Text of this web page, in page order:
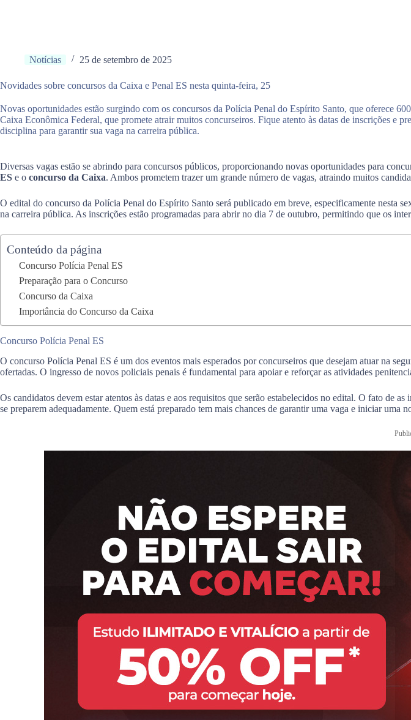
Notícias 25 de setembro de 2025
Novidades sobre concursos da Caixa e Penal ES nesta quinta-feira, 25
Novas oportunidades estão surgindo com os concursos da Polícia Penal do Espírito Santo, que oferece
Caixa Econômica Federal, que promete atrair muitos concurseiros. Fique atento às datas de inscrições e
disciplina para garantir sua vaga na carreira pública.
Diversas vagas estão se abrindo para concursos públicos, proporcionando novas oportunidades para
ES e o concurso da Caixa. Ambos prometem trazer um grande número de vagas, atraindo muitos
O edital do concurso da Polícia Penal do Espírito Santo será publicado em breve, especificamente nesta
na carreira pública. As inscrições estão programadas para abrir no dia 7 de outubro, permitindo que os
Conteúdo da página
Concurso Polícia Penal ES
Preparação para o Concurso
Concurso da Caixa
Importância do Concurso da Caixa
Concurso Polícia Penal ES
O concurso Polícia Penal ES é um dos eventos mais esperados por concurseiros que desejam atuar na
ofertadas. O ingresso de novos policiais penais é fundamental para apoiar e reforçar as atividades
Os candidatos devem estar atentos às datas e aos requisitos que serão estabelecidos no edital. O fato de
se preparem adequadamente. Quem está preparado tem mais chances de garantir uma vaga e iniciar uma